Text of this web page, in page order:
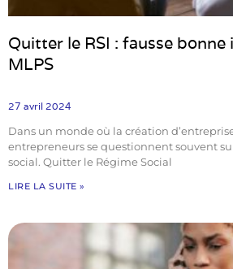
Quitter le RSI : fausse bonne
MLPS
27 avril 2024
Dans un monde où la création
entrepreneurs se questionnent souvent
social. Quitter le Régime Social
LIRE LA SUITE »